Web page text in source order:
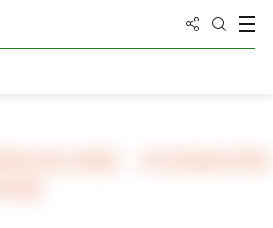
分享到打開搜
打